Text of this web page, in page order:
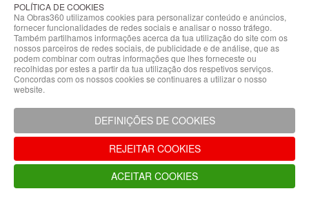
Condicionado
Acessórios
Climatização
Acessórios
Climatização
Hidráulicas
Controladores
Fixações e
Acessórios
Isolamento
para
Tubagem
POLÍTICA DE COOKIES
Na Obras360 utilizamos cookies para personalizar conteúdo e anúncios,
fornecer funcionalidades de redes sociais e analisar o nosso tráfego.
Também partilhamos informações acerca da tua utilização do site com os
nossos parceiros de redes sociais, de publicidade e de análise, que as
podem combinar com outras informações que lhes forneceste ou
recolhidas por estes a partir da tua utilização dos respetivos serviços.
Concordas com os nossos cookies se continuares a utilizar o nosso
website.
DEFINIÇÕES DE COOKIES
REJEITAR COOKIES
ACEITAR COOKIES